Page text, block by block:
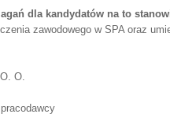
dla kandydatów na to
zawodowego w SPA oraz
O.